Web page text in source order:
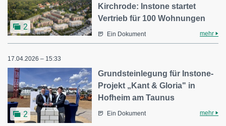
2
Kirchrode: Instone startet
Vertrieb für 100 Wohnungen
Ein Dokument mehr
17.04.2026 – 15:33
2
Grundsteinlegung für Instone-
Projekt „Kant & Gloria" in
Hofheim am Taunus
Ein Dokument mehr